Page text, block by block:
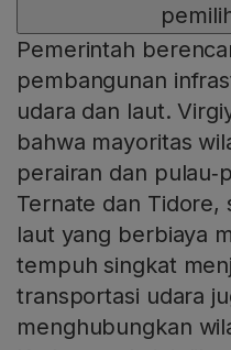
Pemerintah
pembangunan
udara dan laut.
bahwa mayoritas
perairan dan
Ternate dan Tidore,
laut yang berbiaya
tempuh singkat
transportasi udara
menghubungkan